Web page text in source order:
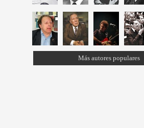
Más autores populares